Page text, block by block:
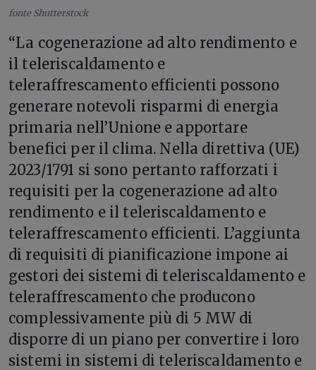
fonte Shutterstock
“La cogenerazione ad alto rendimento e
il teleriscaldamento e
teleraffrescamento efficienti possono
generare notevoli risparmi di energia
primaria nell’Unione e apportare
benefici per il clima. Nella direttiva (UE)
2023/1791 si sono pertanto rafforzati i
requisiti per la cogenerazione ad alto
rendimento e il teleriscaldamento e
teleraffrescamento efficienti. L’aggiunta
di requisiti di pianificazione impone ai
gestori dei sistemi di teleriscaldamento e
teleraffrescamento che producono
complessivamente più di 5 MW di
disporre di un piano per convertire i loro
sistemi in sistemi di teleriscaldamento e